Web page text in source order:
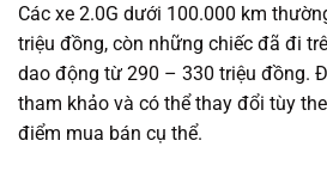
Các xe 2.0G dưới 100.000 km
triệu đồng, còn những chiếc đã đi
dao động từ 290 – 330 triệu đồng.
tham khảo và có thể thay đổi tùy
điểm mua bán cụ thể.